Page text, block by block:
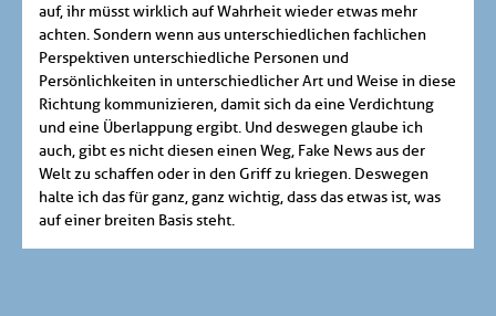
auf, ihr müsst wirklich auf Wahrheit wieder etwas mehr
achten. Sondern wenn aus unterschiedlichen fachlichen
Perspektiven unterschiedliche Personen und
Persönlichkeiten in unterschiedlicher Art und Weise in diese
Richtung kommunizieren, damit sich da eine Verdichtung
und eine Überlappung ergibt. Und deswegen glaube ich
auch, gibt es nicht diesen einen Weg, Fake News aus der
Welt zu schaffen oder in den Griff zu kriegen. Deswegen
halte ich das für ganz, ganz wichtig, dass das etwas ist, was
auf einer breiten Basis steht.